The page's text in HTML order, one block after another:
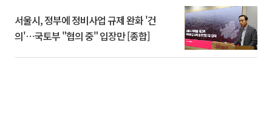
서울시, 정부에 정비사업 규제 완화 '건
의'⋯국토부 "협의 중" 입장만 [종합]